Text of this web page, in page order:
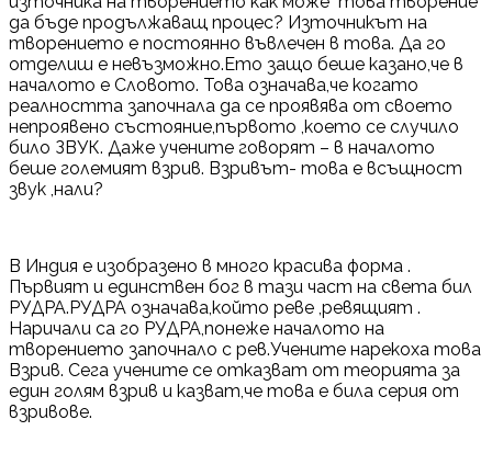
да бъде продължаващ процес? Източникът на
творението е постоянно въвлечен в това. Да го
отделиш е невъзможно.Ето защо беше казано,че в
началото е Словото. Това означава,че когато
реалността започнала да се проявява от своето
непроявено състояние,първото ,което се случило
било ЗВУК. Даже учените говорят – в началото
беше големият взрив. Взривът- това е всъщност
звук ,нали?
В Индия е изобразено в много красива форма .
Първият и единствен бог в тази част на света бил
РУДРА.РУДРА означава,който реве ,ревящият .
Наричали са го РУДРА,понеже началото на
творението започнало с рев.Учените нарекоха това
Взрив. Сега учените се отказват от теорията за
един голям взрив и казват,че това е била серия от
взривове.